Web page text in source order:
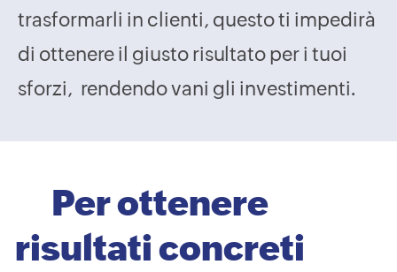
trasformarli in clienti, questo ti impedirà
di ottenere il giusto risultato per i tuoi
sforzi, rendendo vani gli investimenti.
Per ottenere
risultati concreti